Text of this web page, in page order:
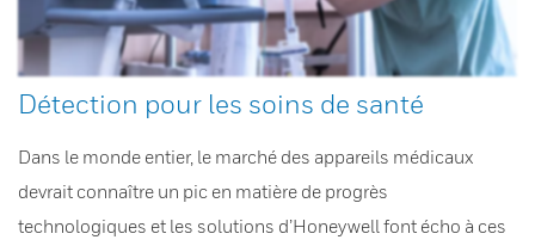
Détection pour les soins de santé
Dans le monde entier, le marché des appareils médicaux
devrait connaître un pic en matière de progrès
technologiques et les solutions d’Honeywell font écho à ces